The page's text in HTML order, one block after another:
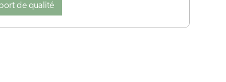
de qualité